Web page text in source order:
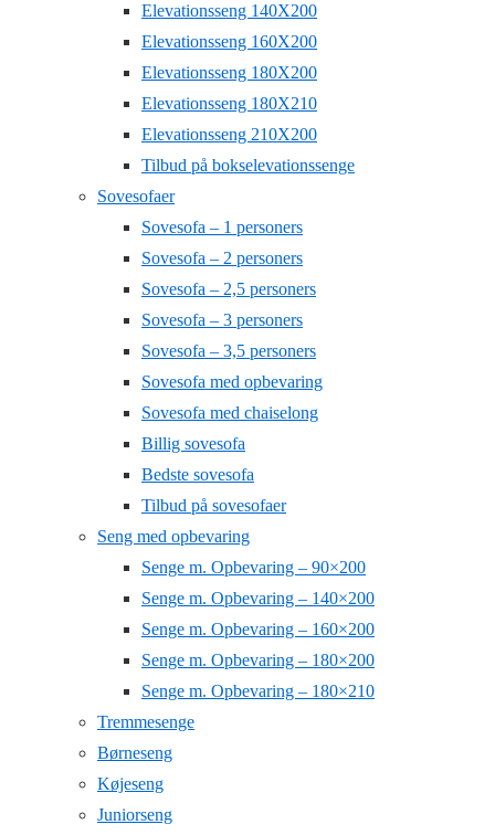
Elevationsseng 140X200
Elevationsseng 160X200
Elevationsseng 180X200
Elevationsseng 180X210
Elevationsseng 210X200
Tilbud på bokselevationssenge
Sovesofaer
Sovesofa – 1 personers
Sovesofa – 2 personers
Sovesofa – 2,5 personers
Sovesofa – 3 personers
Sovesofa – 3,5 personers
Sovesofa med opbevaring
Sovesofa med chaiselong
Billig sovesofa
Bedste sovesofa
Tilbud på sovesofaer
Seng med opbevaring
Senge m. Opbevaring – 90×200
Senge m. Opbevaring – 140×200
Senge m. Opbevaring – 160×200
Senge m. Opbevaring – 180×200
Senge m. Opbevaring – 180×210
Tremmesenge
Børneseng
Køjeseng
Juniorseng